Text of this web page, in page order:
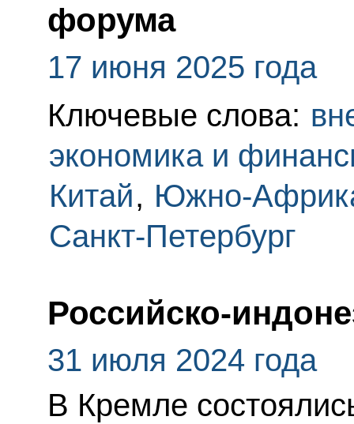
форума
17 июня 2025 года
Ключевые слова:
экономика и
Китай, Южно-
Санкт-Петербург
Российско-
31 июля 2024 года
В Кремле